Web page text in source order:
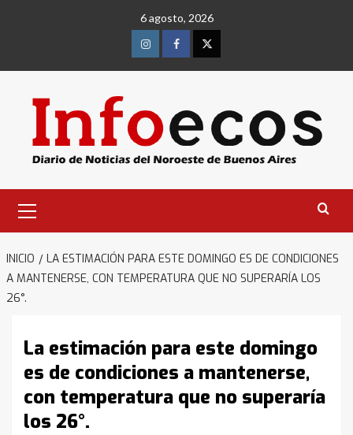
6 agosto, 2026
InstagramFacebookTwitter
primario
INICIO
LA ESTIMACIÓN PARA ESTE DOMINGO ES DE CONDICIONES
A MANTENERSE, CON TEMPERATURA QUE NO SUPERARÍA LOS
26°.
La estimación para este domingo
es de condiciones a mantenerse,
con temperatura que no superaría
los 26°.